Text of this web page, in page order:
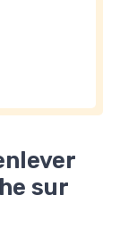
sur